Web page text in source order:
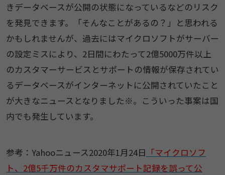
きデータベースが公開の状態になっているなどのリスク
を発見できます。「そんなことがあるの？」と思われる
かもしれませんが、過去にはマイクロソフトがサーバー
の設定ミスにより、2日間にわたって2億5000万件以上
のカスタマーサービスとサポートの情報が保存されてい
るデータベースがインターネットに公開されていたこと
が大きなニュースとなりました※。こういった事案は国
内でも発生しています。
参考：Yahooニュース2020年1月24日 「マイクロソフ
ト、2億5千万件のカスタマサポート記録を誤って公